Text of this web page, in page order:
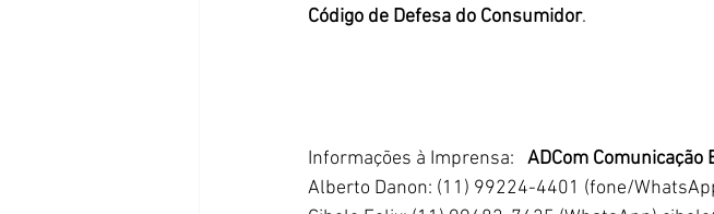
Código de Defesa do Consumidor.
Informações à Imprensa: ADCom Comunicação
Alberto Danon: (11) 99224-4401 (fone/